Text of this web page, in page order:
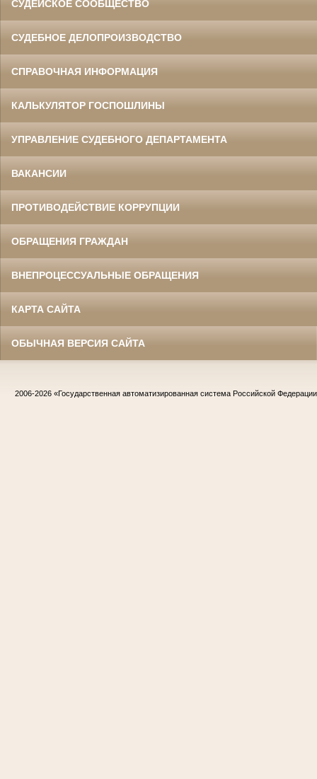
СУДЕЙСКОЕ СООБЩЕСТВО
СУДЕБНОЕ ДЕЛОПРОИЗВОДСТВО
СПРАВОЧНАЯ ИНФОРМАЦИЯ
КАЛЬКУЛЯТОР ГОСПОШЛИНЫ
УПРАВЛЕНИЕ СУДЕБНОГО ДЕПАРТАМЕНТА
ВАКАНСИИ
ПРОТИВОДЕЙСТВИЕ КОРРУПЦИИ
ОБРАЩЕНИЯ ГРАЖДАН
ВНЕПРОЦЕССУАЛЬНЫЕ ОБРАЩЕНИЯ
КАРТА САЙТА
ОБЫЧНАЯ ВЕРСИЯ САЙТА
2006-2026 «Государственная автоматизированная система Российской